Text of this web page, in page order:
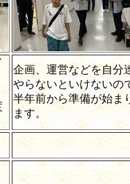
企画、運営などを自分
やらないといけないの
半年前から準備が始ま
ます。